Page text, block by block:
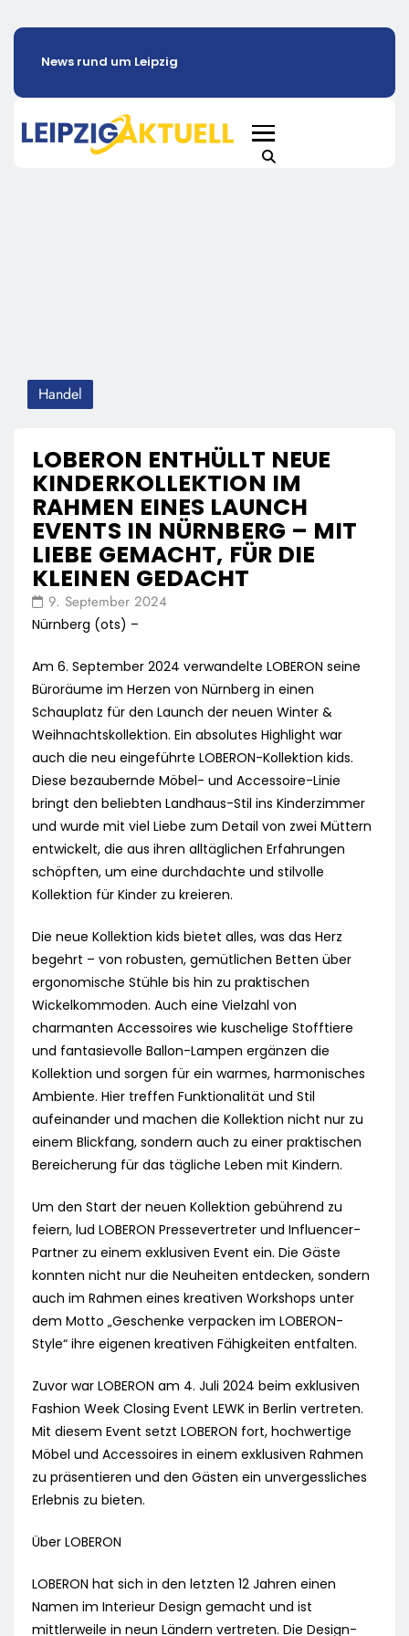
News rund um Leipzig
Handel
LOBERON ENTHÜLLT NEUE
KINDERKOLLEKTION IM
RAHMEN EINES LAUNCH
EVENTS IN NÜRNBERG – MIT
LIEBE GEMACHT, FÜR DIE
KLEINEN GEDACHT
9. September 2024
Nürnberg (ots) –
Am 6. September 2024 verwandelte LOBERON seine
Büroräume im Herzen von Nürnberg in einen
Schauplatz für den Launch der neuen Winter &
Weihnachtskollektion. Ein absolutes Highlight war
auch die neu eingeführte LOBERON-Kollektion kids.
Diese bezaubernde Möbel- und Accessoire-Linie
bringt den beliebten Landhaus-Stil ins Kinderzimmer
und wurde mit viel Liebe zum Detail von zwei Müttern
entwickelt, die aus ihren alltäglichen Erfahrungen
schöpften, um eine durchdachte und stilvolle
Kollektion für Kinder zu kreieren.
Die neue Kollektion kids bietet alles, was das Herz
begehrt – von robusten, gemütlichen Betten über
ergonomische Stühle bis hin zu praktischen
Wickelkommoden. Auch eine Vielzahl von
charmanten Accessoires wie kuschelige Stofftiere
und fantasievolle Ballon-Lampen ergänzen die
Kollektion und sorgen für ein warmes, harmonisches
Ambiente. Hier treffen Funktionalität und Stil
aufeinander und machen die Kollektion nicht nur zu
einem Blickfang, sondern auch zu einer praktischen
Bereicherung für das tägliche Leben mit Kindern.
Um den Start der neuen Kollektion gebührend zu
feiern, lud LOBERON Pressevertreter und Influencer-
Partner zu einem exklusiven Event ein. Die Gäste
konnten nicht nur die Neuheiten entdecken, sondern
auch im Rahmen eines kreativen Workshops unter
dem Motto „Geschenke verpacken im LOBERON-
Style“ ihre eigenen kreativen Fähigkeiten entfalten.
Zuvor war LOBERON am 4. Juli 2024 beim exklusiven
Fashion Week Closing Event LEWK in Berlin vertreten.
Mit diesem Event setzt LOBERON fort, hochwertige
Möbel und Accessoires in einem exklusiven Rahmen
zu präsentieren und den Gästen ein unvergessliches
Erlebnis zu bieten.
Über LOBERON
LOBERON hat sich in den letzten 12 Jahren einen
Namen im Interieur Design gemacht und ist
mittlerweile in neun Ländern vertreten. Die Design-